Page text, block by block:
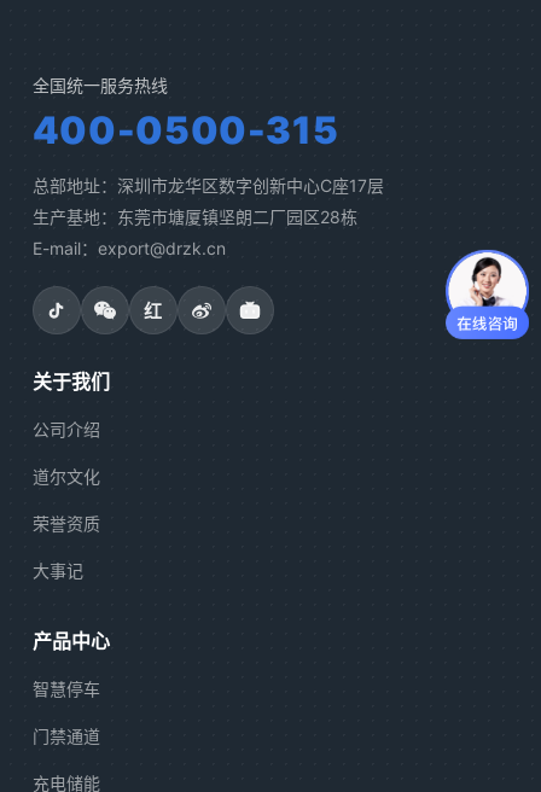
全国统一服务热线
400-0500-315
总部地址：深圳市龙华区数字创新中心C座17层
生产基地：东莞市塘厦镇坚朗二厂园区28栋
E-mail：export@drzk.cn
红
关于我们
公司介绍
道尔文化
荣誉资质
大事记
产品中心
智慧停车
门禁通道
充电储能